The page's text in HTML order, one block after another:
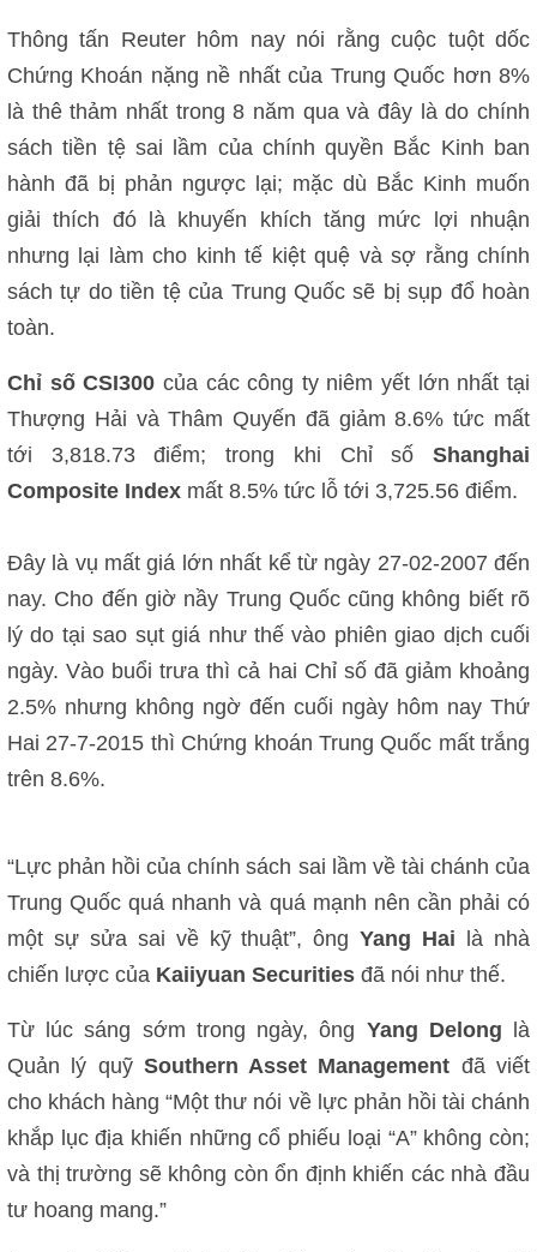
Thông tấn Reuter hôm nay nói rằng cuộc tuột dốc
Chứng Khoán nặng nề nhất của Trung Quốc hơn 8%
là thê thảm nhất trong 8 năm qua và đây là do chính
sách tiền tệ sai lầm của chính quyền Bắc Kinh ban
hành đã bị phản ngược lại; mặc dù Bắc Kinh muốn
giải thích đó là khuyến khích tăng mức lợi nhuận
nhưng lại làm cho kinh tế kiệt quệ và sợ rằng chính
sách tự do tiền tệ của Trung Quốc sẽ bị sụp đổ hoàn
toàn.
Chỉ số CSI300 của các công ty niêm yết lớn nhất tại
Thượng Hải và Thâm Quyến đã giảm 8.6% tức mất
tới 3,818.73 điểm; trong khi Chỉ số Shanghai
Composite Index mất 8.5% tức lỗ tới 3,725.56 điểm.
Đây là vụ mất giá lớn nhất kể từ ngày 27-02-2007 đến
nay. Cho đến giờ nầy Trung Quốc cũng không biết rõ
lý do tại sao sụt giá như thế vào phiên giao dịch cuối
ngày. Vào buổi trưa thì cả hai Chỉ số đã giảm khoảng
2.5% nhưng không ngờ đến cuối ngày hôm nay Thứ
Hai 27-7-2015 thì Chứng khoán Trung Quốc mất trắng
trên 8.6%.
“Lực phản hồi của chính sách sai lầm về tài chánh của
Trung Quốc quá nhanh và quá mạnh nên cần phải có
một sự sửa sai về kỹ thuật”, ôngYang Hai là nhà
chiến lược của Kaiiyuan Securities đã nói như thế.
Từ lúc sáng sớm trong ngày, ông Yang Delong là
Quản lý quỹ Southern Asset Management đã viết
cho khách hàng “Một thư nói về lực phản hồi tài chánh
khắp lục địa khiến những cổ phiếu loại “A” không còn;
và thị trường sẽ không còn ổn định khiến các nhà đầu
tư hoang mang.”